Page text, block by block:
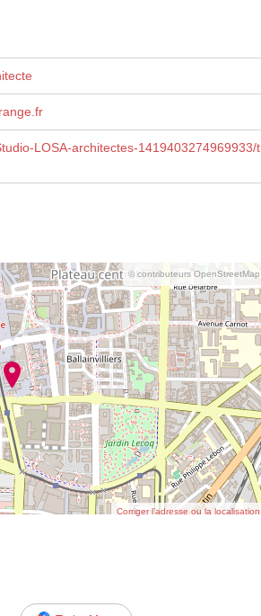
LOSA-architectes-1419403274969933/t
© contributeurs OpenStreetMap
Corriger l’adresse ou la localisation